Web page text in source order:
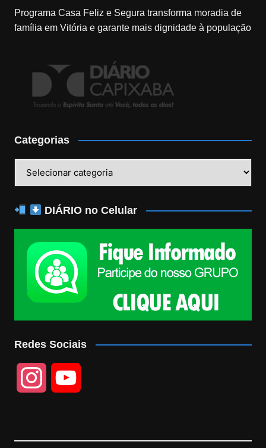
Programa Casa Feliz e Segura transforma moradia de
família em Vitória e garante mais dignidade à população
Categorias
DIÁRIO no Celular
Redes Sociais